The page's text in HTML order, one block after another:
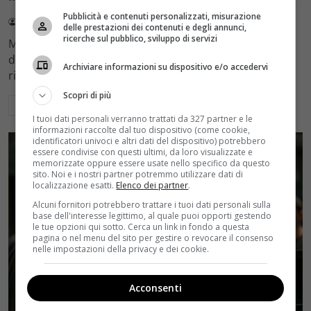
Redazione Velvet 4 Agosto 2026
Mediaset sceglie di mantenere Gerry Scotti e La Ruota
della Fortuna nell'access prime time estivo di Canale 5,
rinviando a dicembre il debutto di Enrico Pa
Leggi di più
Pubblicità e contenuti personalizzati, misurazione
delle prestazioni dei contenuti e degli annunci,
ricerche sul pubblico, sviluppo di servizi
Archiviare informazioni su dispositivo e/o accedervi
Scopri di più
I tuoi dati personali verranno trattati da 327 partner e le
informazioni raccolte dal tuo dispositivo (come cookie,
identificatori univoci e altri dati del dispositivo) potrebbero
essere condivise con questi ultimi, da loro visualizzate e
memorizzate oppure essere usate nello specifico da questo
sito. Noi e i nostri partner potremmo utilizzare dati di
localizzazione esatti. Elenco dei partner.
Alcuni fornitori potrebbero trattare i tuoi dati personali sulla
base dell'interesse legittimo, al quale puoi opporti gestendo
le tue opzioni qui sotto. Cerca un link in fondo a questa
pagina o nel menu del sito per gestire o revocare il consenso
nelle impostazioni della privacy e dei cookie.
Acconsenti